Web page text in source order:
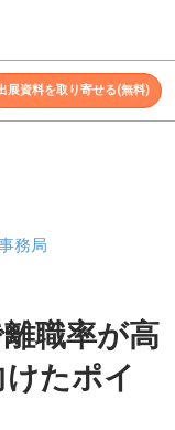
展資料を取り寄せる(無料)
務局
職率が高
たポイ